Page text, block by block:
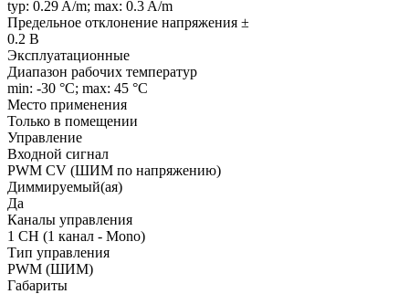
typ: 0.29 A/m; max: 0.3 A/m
Предельное отклонение напряжения ±
0.2 В
Эксплуатационные
Диапазон рабочих температур
min: -30 °C; max: 45 °C
Место применения
Только в помещении
Управление
Входной сигнал
PWM СV (ШИМ по напряжению)
Диммируемый(ая)
Да
Каналы управления
1 CH (1 канал - Mono)
Тип управления
PWM (ШИМ)
Габариты